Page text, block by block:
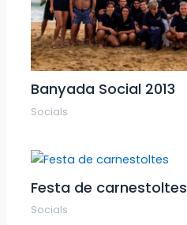
Banyada Social 2013
Socials
Festa de carnestoltes
Socials